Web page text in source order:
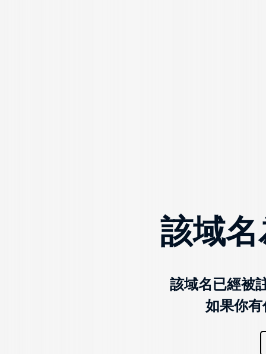
該域
該域名已經被
如果你